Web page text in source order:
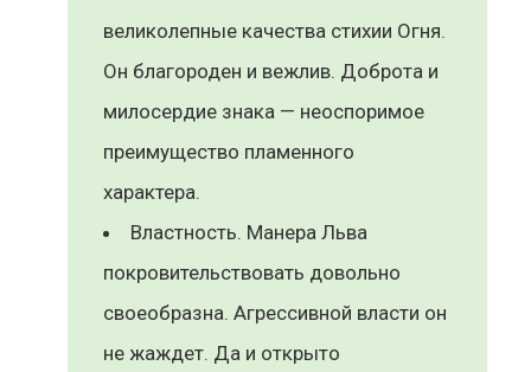
великолепные качества стихии Огня.
Он благороден и вежлив. Доброта и
милосердие знака — неоспоримое
преимущество пламенного
характера.
Властность. Манера Льва
покровительствовать довольно
своеобразна. Агрессивной власти он
не жаждет. Да и открыто